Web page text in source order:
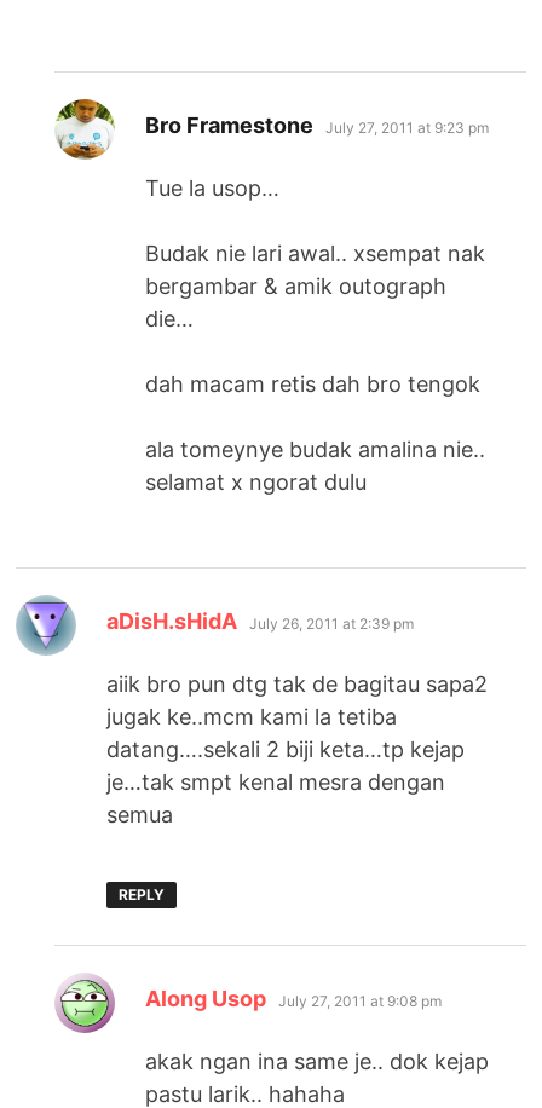
Bro Framestone says:
July 27, 2011 at 9:23 pm
Tue la usop…
Budak nie lari awal.. xsempat nak
bergambar & amik outograph
die…
dah macam retis dah bro tengok
ala tomeynye budak amalina nie..
selamat x ngorat dulu
aDisH.sHidA says:
July 26, 2011 at 2:39 pm
aiik bro pun dtg tak de bagitau sapa2
jugak ke..mcm kami la tetiba
datang….sekali 2 biji keta…tp kejap
je…tak smpt kenal mesra dengan
semua
REPLY
Along Usop says:
July 27, 2011 at 9:08 pm
akak ngan ina same je.. dok kejap
pastu larik.. hahaha